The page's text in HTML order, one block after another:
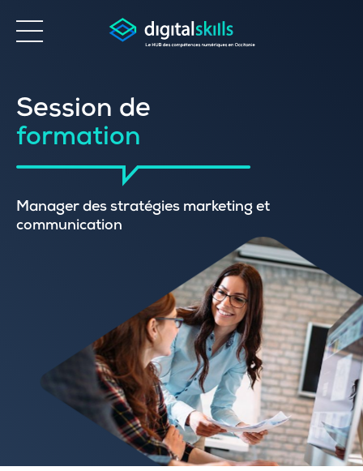
Accessibilité
Session de
formation
Manager des stratégies marketing et
communication